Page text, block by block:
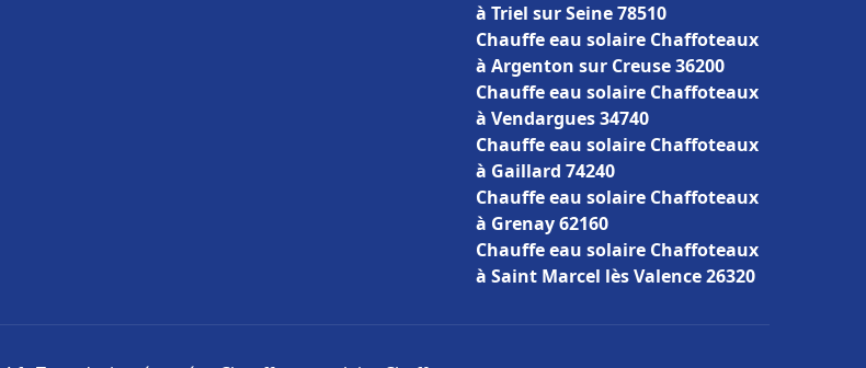
à Triel sur Seine 78510
Chauffe eau solaire Chaffoteaux
à Argenton sur Creuse 36200
Chauffe eau solaire Chaffoteaux
à Vendargues 34740
Chauffe eau solaire Chaffoteaux
à Gaillard 74240
Chauffe eau solaire Chaffoteaux
à Grenay 62160
Chauffe eau solaire Chaffoteaux
à Saint Marcel lès Valence 26320